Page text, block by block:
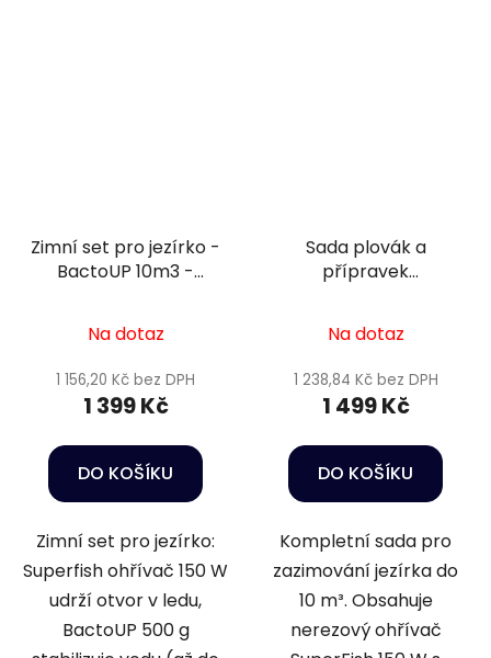
Zimní set pro jezírko -
BactoUP 10m3 -
Na dotaz
1 156,20 Kč bez DPH
1 399 Kč
DO KOŠÍKU
Zimní set pro jezírko:
Superfish ohřívač 150 W
udrží otvor v ledu,
BactoUP 500 g
Sada plovák a
přípravek
Na dotaz
1 238,84 Kč bez DPH
1 499 Kč
DO KOŠÍKU
Kompletní sada pro
zazimování jezírka do
10 m³. Obsahuje
nerezový ohřívač